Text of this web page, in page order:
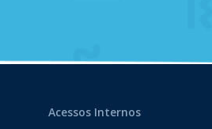
Acessos Internos